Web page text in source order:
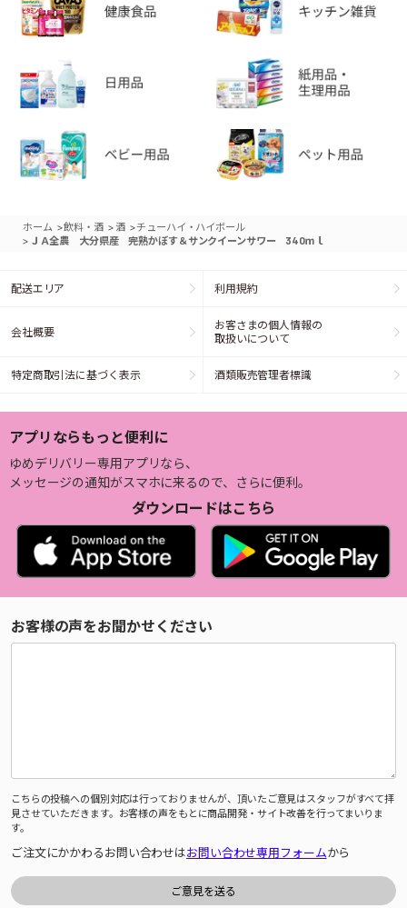
ホーム >飲料・酒 > 酒 >チューハイ・ハイボール
> ＪＡ全農 大分県産 完熟かぼす＆サンクイーンサワー 340ｍｌ
配送エリア 利用規約
会社概要
お客さまの個人情報の
取扱いについて
特定商取引法に基づく表示 酒類販売管理者標識
アプリならもっと便利に
ゆめデリバリー専用アプリなら、
メッセージの通知がスマホに来るので、さらに便利。
ダウンロードはこちら
お客様の声をお聞かせください
こちらの投稿への個別対応は行っておりませんが、頂いたご意見はスタッフがすべて拝
見させていただきます。お客様の声をもとに商品開発・サイト改善を行ってまいりま
す。
ご注文にかかわるお問い合わせはお問い合わせ専用フォームから